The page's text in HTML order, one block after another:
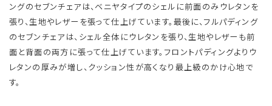
ングのセブンチェアは、ベニヤタイプのシェルに前面のみウレタンを
張り、生地やレザーを張って仕上げています。最後に、フルパディング
のセブンチェアは、シェル全体にウレタンを張り、生地やレザーも前
面と背面の両方に張って仕上げています。フロントパディングよりウ
レタンの厚みが増し、クッション性が高くなり最上級のかけ心地で
す。